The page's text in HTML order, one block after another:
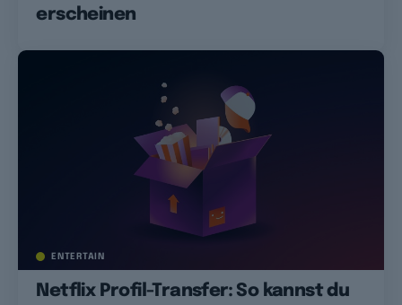
erscheinen
ENTERTAIN
Netflix Profil-Transfer: So kannst du